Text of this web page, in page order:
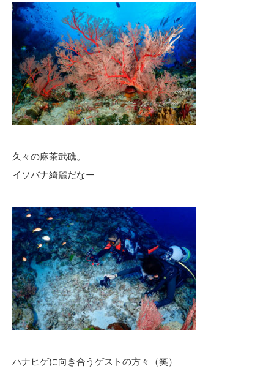
久々の麻茶武礁。
イソバナ綺麗だなー
ハナヒゲに向き合うゲストの方々（笑）